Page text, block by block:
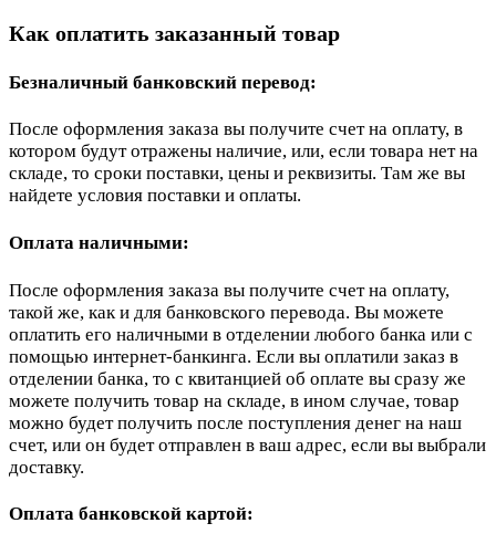
Как оплатить заказанный товар
Безналичный банковский перевод:
После оформления заказа вы получите счет на оплату, в
котором будут отражены наличие, или, если товара нет на
складе, то сроки поставки, цены и реквизиты. Там же вы
найдете условия поставки и оплаты.
Оплата наличными:
После оформления заказа вы получите счет на оплату,
такой же, как и для банковского перевода. Вы можете
оплатить его наличными в отделении любого банка или с
помощью интернет-банкинга. Если вы оплатили заказ в
отделении банка, то с квитанцией об оплате вы сразу же
можете получить товар на складе, в ином случае, товар
можно будет получить после поступления денег на наш
счет, или он будет отправлен в ваш адрес, если вы выбрали
доставку.
Оплата банковской картой: